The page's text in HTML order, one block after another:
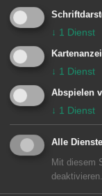
Unsere
↓ 1 Dienst
↓ 1 Dienst
Abspielen
↓ 1 Dienst
Alle
Mit diesem
deaktivieren.